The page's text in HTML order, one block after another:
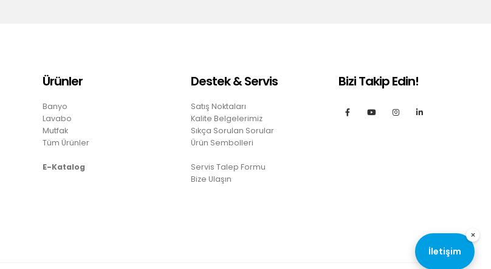
×
İletişim
Ürünler
Banyo
Lavabo
Mutfak
Tüm Ürünler
E-Katalog
Destek & Servis
Satış Noktaları
Kalite Belgelerimiz
Sıkça Sorulan Sorular
Ürün Sembolleri
Servis Talep Formu
Bize Ulaşın
Bizi Takip Edin!